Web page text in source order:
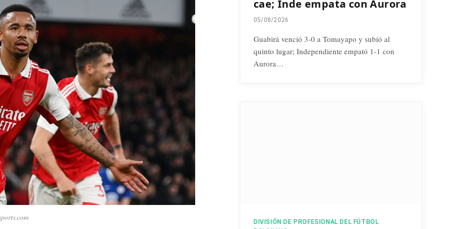
cae; Inde empata con Aurora
05/08/2026
Guabirá venció 3-0 a Tomayapo y subió al
quinto lugar; Independiente empató 1-1 con
Aurora…
DIVISIÓN DE PROFESIONAL DEL FÚTBOL